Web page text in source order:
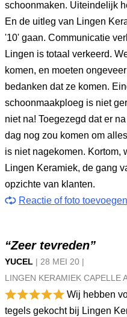
schoonmaken. Uiteindelijk
En de uitleg van Lingen
'10' gaan. Communicatie
Lingen is totaal verkeerd.
komen, en moeten
bedanken dat ze komen.
schoonmaakploeg is niet
niet na! Toegezegd dat er
dag nog zou komen om
is niet nagekomen. Kortom,
Lingen Keramiek, de gang
opzichte van klanten.
Reactie of foto toevoegen
“Zeer tevreden”
YUCEL | 28 MEI 20 |
LINGEN KERAMIEK CAPELLE
Wij hebben
tegels gekocht bij Lingen